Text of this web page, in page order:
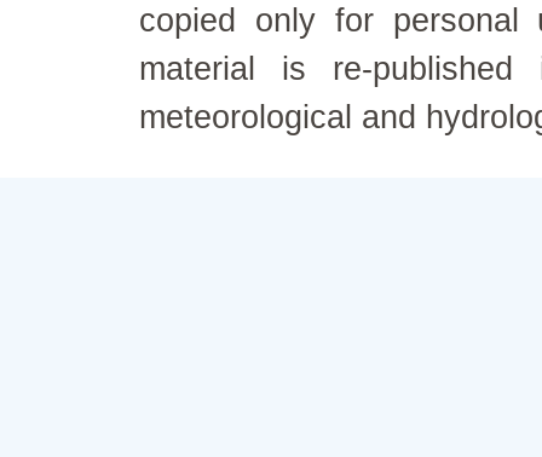
copied only for personal
material is re-
meteorological and